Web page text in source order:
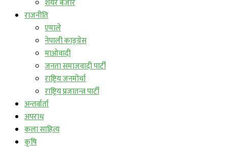
शेयर बजार
राजनीति
एमाले
नेपाली काङ्ग्रेस
माओवादी
जनता समाजवादी पार्टी
राष्ट्रिय जनमोर्चा
राष्ट्रिय प्रजातन्त्र पार्टी
अन्तर्वार्ता
अपराध
कला साहित्य
कृषि